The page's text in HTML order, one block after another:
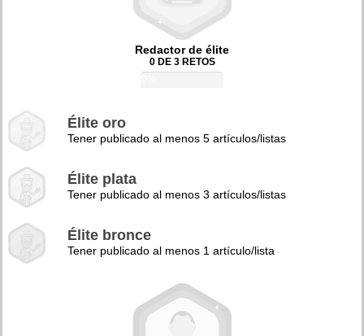
Redactor de élite
0 DE 3 RETOS
Élite oro
Tener publicado al menos 5 artículos/listas
Élite plata
Tener publicado al menos 3 artículos/listas
Élite bronce
Tener publicado al menos 1 artículo/lista